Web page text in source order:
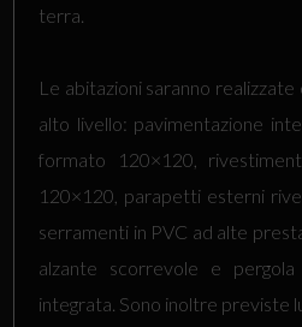
terra.
Le abitazioni saranno
alto livello: pavimentazione
formato 120×120,
120×120, parapetti esterni
serramenti in PVC ad alte
alzante scorrevole e
integrata. Sono inoltre previste